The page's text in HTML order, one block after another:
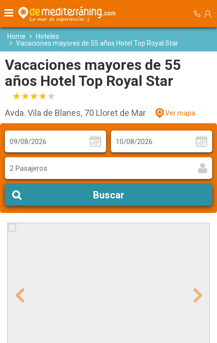
Home
Hoteles
Vacaciones mayores de 55 años Hotel Top Royal Star
Vacaciones mayores de 55
años Hotel Top Royal Star
Avda. Vila de Blanes, 70 Lloret de Mar Ver mapa
2 Pasajeros
Buscar